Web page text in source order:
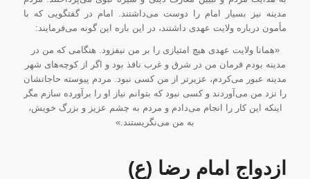
مدینه نیز بسیار امام را دوست می‌داشتند. امام در گفتگویی که با
مأمون درباره ولایت عهدی داشتند، در این باره این گونه می‌فرمایند:
«همانا ولایت عهدی هیچ امتیازی را بر من نیفزود. هنگامی که من در
مدینه بودم فرمان من در شرق و غرب نافذ بود و اگر از کوچه‌های شهر
مدینه عبور می‌کردم، عزیرتر از من کسی نبود. مردم پیوسته حاجاتشان
را نزد من می‌آوردند و کسی نبود که بتوانم نیاز او را برآورده سازم مگر
اینکه این کار را انجام می‌دادم و مردم به چشم عزیز و بزرگ خویش،
به من مى‌نگریستند.»
ازدواج امام رضا (ع)